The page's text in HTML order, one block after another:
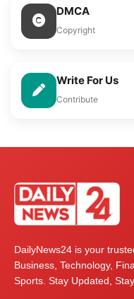
DMCA
Copyright
Write For Us
Contribute
DailyNews24 is your
Business, Technology,
Sports. Stay Updated,